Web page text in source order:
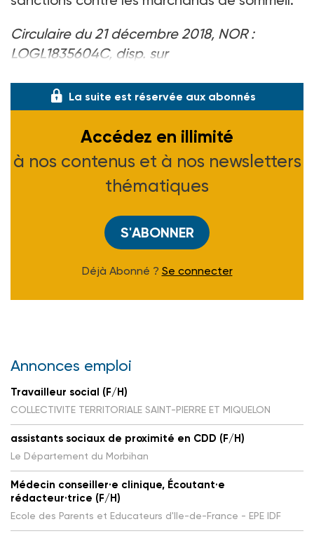
Circulaire du 21 décembre 2018, NOR :
LOGL1835604C, disp. sur
La suite est réservée aux abonnés
Accédez en illimité
à nos contenus et à nos newsletters
thématiques
S'ABONNER
Déjà Abonné ? Se connecter
Annonces emploi
Travailleur social (F/H)
COLLECTIVITE TERRITORIALE SAINT-PIERRE ET MIQUELON
assistants sociaux de proximité en CDD (F/H)
Le Département du Morbihan
Médecin conseiller·e clinique, Écoutant·e
rédacteur·trice (F/H)
Ecole des Parents et Educateurs d'Ile-de-France - EPE IDF